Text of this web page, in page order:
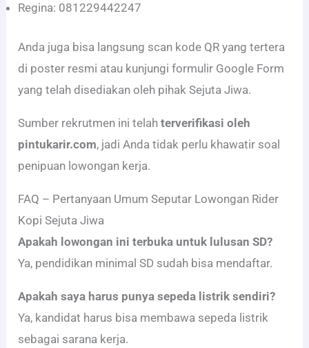
Regina: 081229442247
Anda juga bisa langsung scan kode QR yang tertera
di poster resmi atau kunjungi formulir Google Form
yang telah disediakan oleh pihak Sejuta Jiwa.
Sumber rekrutmen ini telahterverifikasi oleh
pintukarir.com, jadi Anda tidak perlu khawatir soal
penipuan lowongan kerja.
FAQ – Pertanyaan Umum Seputar Lowongan Rider
Kopi Sejuta Jiwa
Apakah lowongan ini terbuka untuk lulusan SD?
Ya, pendidikan minimal SD sudah bisa mendaftar.
Apakah saya harus punya sepeda listrik sendiri?
Ya, kandidat harus bisa membawa sepeda listrik
sebagai sarana kerja.